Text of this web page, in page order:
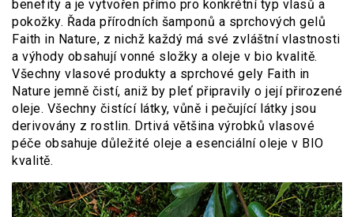
benefity a je vytvořen přímo pro konkrétní typ vlasů a
pokožky. Řada přírodních šamponů a sprchových gelů
Faith in Nature, z nichž každý má své zvláštní vlastnosti
a výhody obsahují vonné složky a oleje v bio kvalitě.
Všechny vlasové produkty a sprchové gely Faith in
Nature jemně čistí, aniž by pleť připravily o její přirozené
oleje. Všechny čistící látky, vůně i pečující látky jsou
derivovány z rostlin. Drtivá většina výrobků vlasové
péče obsahuje důležité oleje a esenciální oleje v BIO
kvalitě.